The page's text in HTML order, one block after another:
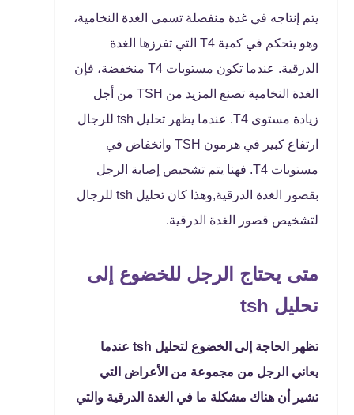
يتم إنتاجه في غدة منفصلة تسمى الغدة النخامية،
وهو يتحكم في كمية T4 التي تفرزها الغدة
الدرقية. عندما تكون مستويات T4 منخفضة، فإن
الغدة النخامية تصنع المزيد من TSH من أجل
زيادة مستوى T4. عندما يظهر تحليل tsh للرجال
ارتفاع كبير في هرمون TSH وانخفاض في
مستويات T4. فهنا يتم تشخيص إصابة الرجل
بقصور الغدة الدرقية,وهذا كان تحليل tsh للرجال
لتشخيص قصور الغدة الدرقية.
متى يحتاج الرجل للخضوع إلى
تحليل tsh
تظهر الحاجة إلى الخضوع لتحليل tsh عندما
يعاني الرجل من مجموعة من الأعراض التي
تشير أن هناك مشكلة ما في الغدة الدرقية والتي